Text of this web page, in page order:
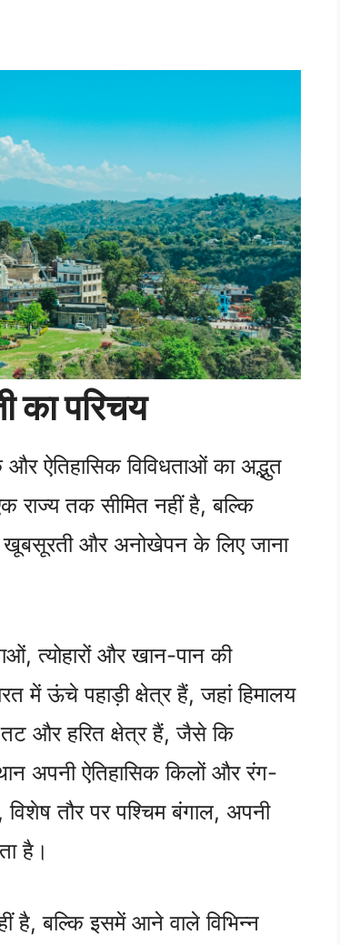
का परिचय
ऐतिहासिक विविधताओं का अद्भुत
राज्य तक सीमित नहीं है, बल्कि
और अनोखेपन के लिए जाना
त्योहारों और खान-पान की
में ऊंचे पहाड़ी क्षेत्र हैं, जहां हिमालय
तट और हरित क्षेत्र हैं, जैसे कि
अपनी ऐतिहासिक किलों और रंग-
विशेष तौर पर पश्चिम बंगाल, अपनी
है।
है, बल्कि इसमें आने वाले विभिन्न